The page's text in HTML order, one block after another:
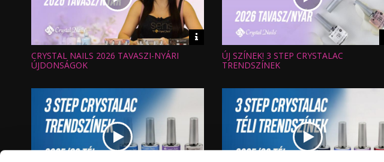
Video
információk
Hossz:
Nézettség:
CRYSTAL NAILS 2026 TAVASZI-NYÁRI
ÚJDONSÁGOK
Hossz:
Nézettség:
ÚJ SZÍNEK! 3 STEP CRYSTALAC
TRENDSZÍNEK